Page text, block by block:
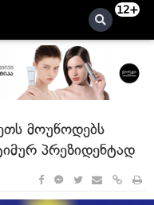
12+
მოუწოდებს
პრეზიდენტად